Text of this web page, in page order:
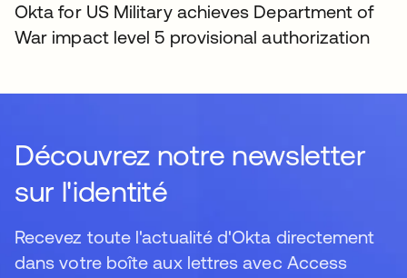
Okta for US Military achieves Department of
War impact level 5 provisional authorization
Découvrez notre newsletter
sur l'identité
Recevez toute l'actualité d'Okta directement
dans votre boîte aux lettres avec Access